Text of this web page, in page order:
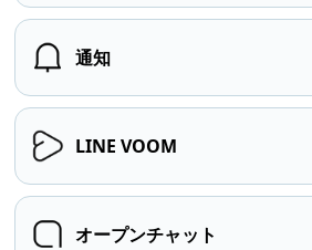
通知
LINE VOOM
オープンチャット